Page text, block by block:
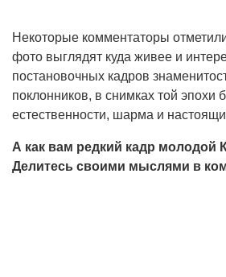
Некоторые комментаторы
фото выглядят куда живее и
постановочных кадров
поклонников, в снимках той эпохи
естественности, шарма и
А как вам редкий кадр молодой
Делитесь своими мыслями в